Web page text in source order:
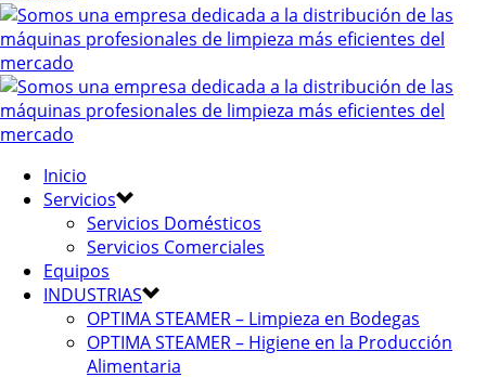
Inicio
Servicios
Servicios Domésticos
Servicios Comerciales
Equipos
INDUSTRIAS
OPTIMA STEAMER – Limpieza en Bodegas
OPTIMA STEAMER – Higiene en la Producción
Alimentaria